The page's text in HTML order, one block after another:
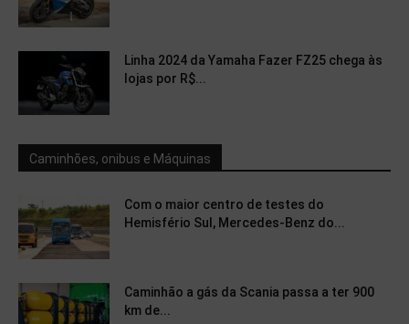
Linha 2024 da Yamaha Fazer FZ25 chega às
lojas por R$...
Caminhões, onibus e Máquinas
Com o maior centro de testes do
Hemisfério Sul, Mercedes-Benz do...
Caminhão a gás da Scania passa a ter 900
km de...